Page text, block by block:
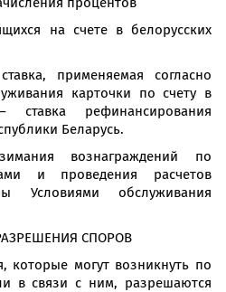
на счете в белорусских
применяемая согласно
карточки по счету в
ставка рефинансирования
Беларусь.
вознаграждений по
и проведения расчетов
Условиями обслуживания
СПОРОВ
которые могут возникнуть по
в связи с ним, разрешаются